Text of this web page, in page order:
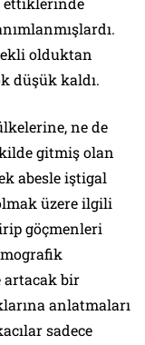
olduktan
düşük kaldı.
ne de
gitmiş olan
abesle iştigal
üzere ilgili
göçmenleri
artacak bir
anlatmaları
sadece